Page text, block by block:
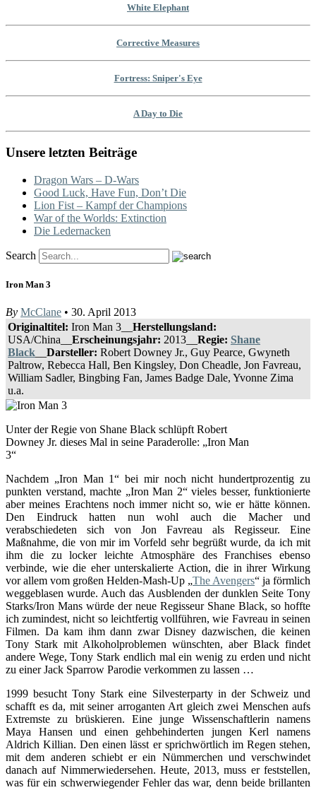
White Elephant
Corrective Measures
Fortress: Sniper's Eye
A Day to Die
Unsere letzten Beiträge
Dragon Wars – D-Wars
Good Luck, Have Fun, Don’t Die
Lion Fist – Kampf der Champions
War of the Worlds: Extinction
Die Ledernacken
Search
Iron Man 3
By McClane • 30. April 2013
Originaltitel: Iron Man 3__ Herstellungsland:
USA/China__ Erscheinungsjahr: 2013__ Regie: Shane
Black
Darsteller: Robert Downey Jr., Guy Pearce, Gwyneth
Paltrow, Rebecca Hall, Ben Kingsley, Don Cheadle, Jon Favreau,
William Sadler, Bingbing Fan, James Badge Dale, Yvonne Zima
u.a.
Unter der Regie von Shane Black schlüpft Robert
Downey Jr. dieses Mal in seine Paraderolle: „Iron Man
3“
Nachdem „Iron Man 1“ bei mir noch nicht hundertprozentig zu
punkten verstand, machte „Iron Man 2“ vieles besser, funktionierte
aber meines Erachtens noch immer nicht so, wie er hätte können.
Den Eindruck hatten nun wohl auch die Macher und
verabschiedeten sich von Jon Favreau als Regisseur. Eine
Maßnahme, die von mir im Vorfeld sehr begrüßt wurde, da ich mit
ihm die zu locker leichte Atmosphäre des Franchises ebenso
verbinde, wie die eher unterskalierte Action, die in ihrer Wirkung
vor allem vom großen Helden-Mash-Up „The Avengers“ ja förmlich
weggeblasen wurde. Auch das Ausblenden der dunklen Seite Tony
Starks/Iron Mans würde der neue Regisseur Shane Black, so hoffte
ich zumindest, nicht so leichtfertig vollführen, wie Favreau in seinen
Filmen. Da kam ihm dann zwar Disney dazwischen, die keinen
Tony Stark mit Alkoholproblemen wünschten, aber Black findet
andere Wege, Tony Stark endlich mal ein wenig zu erden und nicht
zu einer Jack Sparrow Parodie verkommen zu lassen …
1999 besucht Tony Stark eine Silvesterparty in der Schweiz und
schafft es da, mit seiner arroganten Art gleich zwei Menschen aufs
Extremste zu brüskieren. Eine junge Wissenschaftlerin namens
Maya Hansen und einen gehbehinderten jungen Kerl namens
Aldrich Killian. Den einen lässt er sprichwörtlich im Regen stehen,
mit dem anderen schiebt er ein Nümmerchen und verschwindet
danach auf Nimmerwiedersehen. Heute, 2013, muss er feststellen,
was für ein schwerwiegender Fehler das war, denn beide brillanten